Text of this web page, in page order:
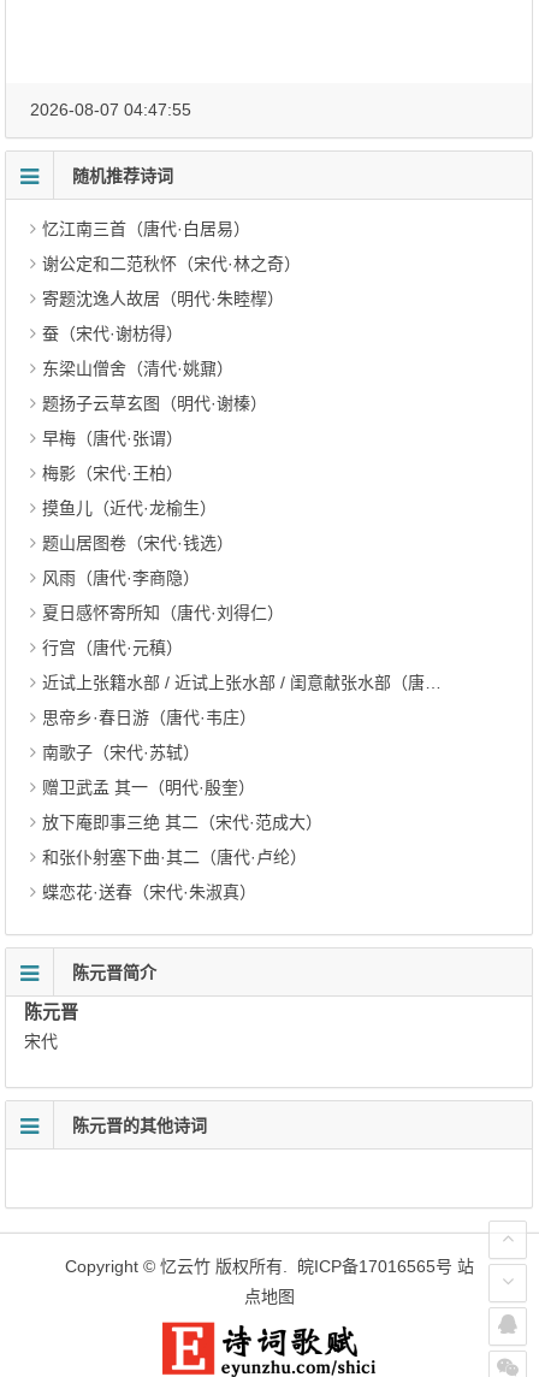
2026-08-07 04:47:55
随机推荐诗词
忆江南三首（唐代·白居易）
谢公定和二范秋怀（宋代·林之奇）
寄题沈逸人故居（明代·朱睦㮮）
蚕（宋代·谢枋得）
东梁山僧舍（清代·姚鼐）
题扬子云草玄图（明代·谢榛）
早梅（唐代·张谓）
梅影（宋代·王柏）
摸鱼儿（近代·龙榆生）
题山居图卷（宋代·钱选）
风雨（唐代·李商隐）
夏日感怀寄所知（唐代·刘得仁）
行宫（唐代·元稹）
近试上张籍水部 / 近试上张水部 / 闺意献张水部（唐代·朱庆馀）
思帝乡·春日游（唐代·韦庄）
南歌子（宋代·苏轼）
赠卫武孟 其一（明代·殷奎）
放下庵即事三绝 其二（宋代·范成大）
和张仆射塞下曲·其二（唐代·卢纶）
蝶恋花·送春（宋代·朱淑真）
陈元晋简介
陈元晋
宋代
陈元晋的其他诗词
Copyright © 忆云竹 版权所有. 皖ICP备17016565号 站
点地图